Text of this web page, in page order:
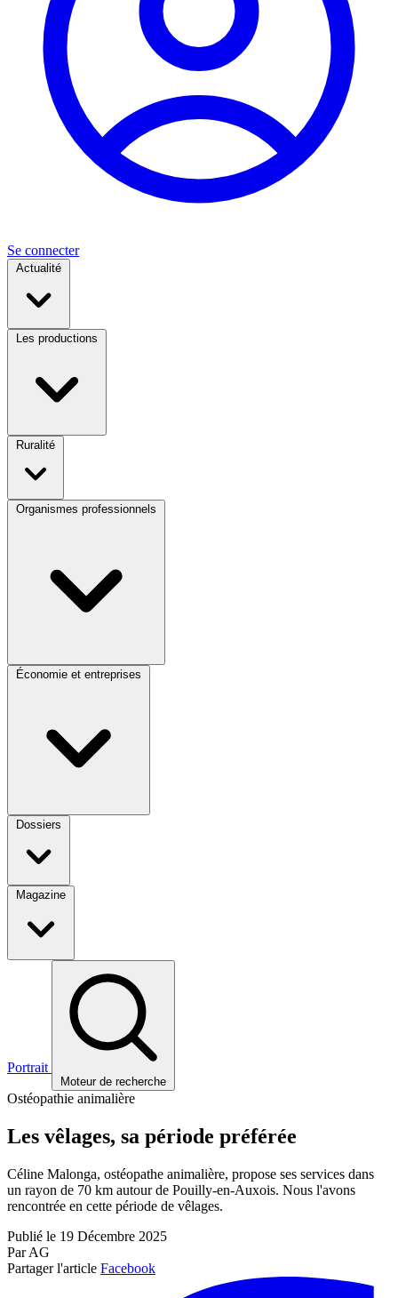
Se connecter
Actualité
Les productions
Ruralité
Organismes professionnels
Économie et entreprises
Dossiers
Magazine
Portrait
Moteur de recherche
Ostéopathie animalière
Les vêlages, sa période préférée
Céline Malonga, ostéopathe animalière, propose ses services dans
un rayon de 70 km autour de Pouilly-en-Auxois. Nous l'avons
rencontrée en cette période de vêlages.
Publié le 19 Décembre 2025
Par AG
Partager l'article Facebook